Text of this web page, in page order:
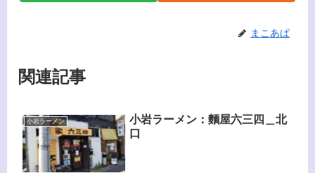
まこあぱ
関連記事
小岩ラーメン
小岩ラーメン：麵屋六三四＿北
口